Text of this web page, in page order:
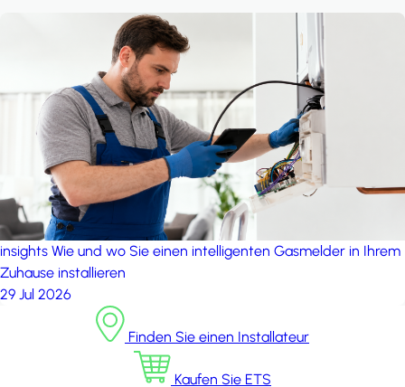
insights Wie und wo Sie einen intelligenten Gasmelder in Ihrem
Zuhause installieren
29 Jul 2026
Finden Sie einen Installateur
Kaufen Sie ETS